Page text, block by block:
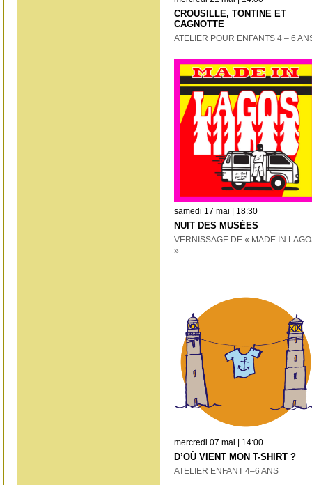
CROUSILLE, TONTINE ET
CAGNOTTE
ATELIER POUR ENFANTS 4 – 6
samedi 17 mai | 18:30
NUIT DES MUSÉES
VERNISSAGE DE « MADE IN
»
mercredi 07 mai | 14:00
D’OÙ VIENT MON T-SHIRT ?
ATELIER ENFANT 4–6 ANS